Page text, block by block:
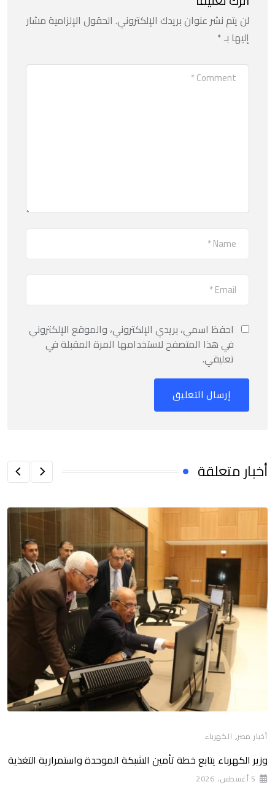
لن يتم نشر عنوان بريدك الإلكتروني. الحقول الإلزامية مشار
إليها بـ*
احفظ اسمي، بريدي الإلكتروني، والموقع الإلكتروني
في هذا المتصفح لاستخدامها المرة المقبلة في
تعليقي.
أخبار متعلقة
أخبار مصر, الكهرباء
وزير الكهرباء يتابع خطة تأمين الشبكة الموحدة واستمرارية التغذية
5 أغسطس، 2026